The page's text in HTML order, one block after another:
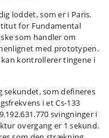
loddet, som er i Paris.
for Fundamental
som handler om
med prototypen.
kontrollerer tingene i
sekundet, som defineres
i et Cs-133
svingninger i
overgang er 1 sekund.